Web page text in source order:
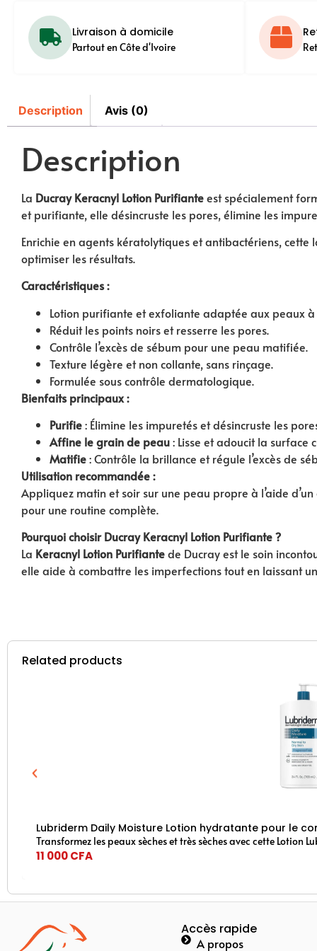
Livraison à domicile
Partout en Côte d'Ivoire
Description Avis (0)
Description
La Ducray Keracnyl Lotion Purifianteest spécialement
et purifiante, elle désincruste les pores, élimine les
Enrichie en agents kératolytiques et antibactériens,
optimiser les résultats.
Caractéristiques :
Lotion purifiante et exfoliante adaptée aux peaux
Réduit les points noirs et resserre les pores.
Contrôle l’excès de sébum pour une peau matifiée.
Texture légère et non collante, sans rinçage.
Formulée sous contrôle dermatologique.
Bienfaits principaux :
Purifie: Élimine les impuretés et désincruste les
Affine le grain de peau: Lisse et adoucit la surface
Matifie: Contrôle la brillance et régule l’excès de
Utilisation recommandée :
Appliquez matin et soir sur une peau propre à l’aide
pour une routine complète.
Pourquoi choisir Ducray Keracnyl Lotion Purifiante ?
La Keracnyl Lotion Purifiantede Ducray est le soin
elle aide à combattre les imperfections tout en laissant
Related products
Lubriderm Daily Moisture Lotion hydratante pour le
11 000CFA
Accès rapide
A propos Santé